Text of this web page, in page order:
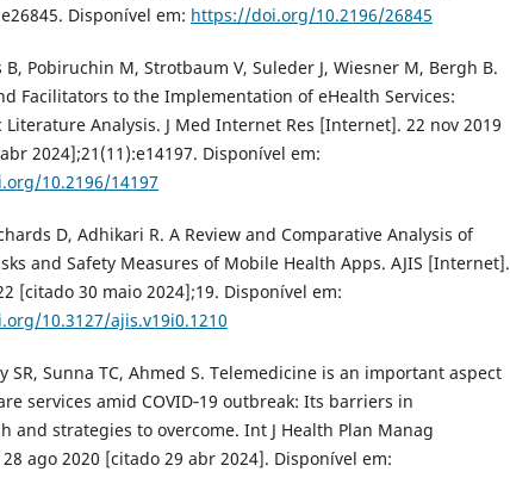
Disponível em: https://doi.org/10.2196/26845
B, Pobiruchin M, Strotbaum V, Suleder J, Wiesner M, Bergh B.
Facilitators to the Implementation of eHealth Services:
Literature Analysis. J Med Internet Res [Internet]. 22 nov 2019
2024];21(11):e14197. Disponível em:
10.2196/14197
D, Adhikari R. A Review and Comparative Analysis of
and Safety Measures of Mobile Health Apps. AJIS [Internet].
[citado 30 maio 2024];19. Disponível em:
10.3127/ajis.v19i0.1210
SR, Sunna TC, Ahmed S. Telemedicine is an important aspect
services amid COVID‐19 outbreak: Its barriers in
and strategies to overcome. Int J Health Plan Manag
ago 2020 [citado 29 abr 2024]. Disponível em: